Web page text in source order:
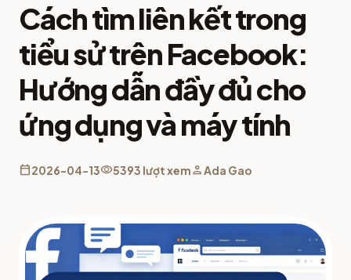
Cách tìm liên kết trong
tiểu sử trên Facebook:
Hướng dẫn đầy đủ cho
ứng dụng và máy tính
calendar_today2026-04-13visibility5393 lượt xempersonAda Gao